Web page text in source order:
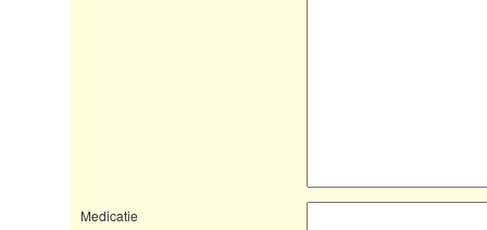
Medicatie